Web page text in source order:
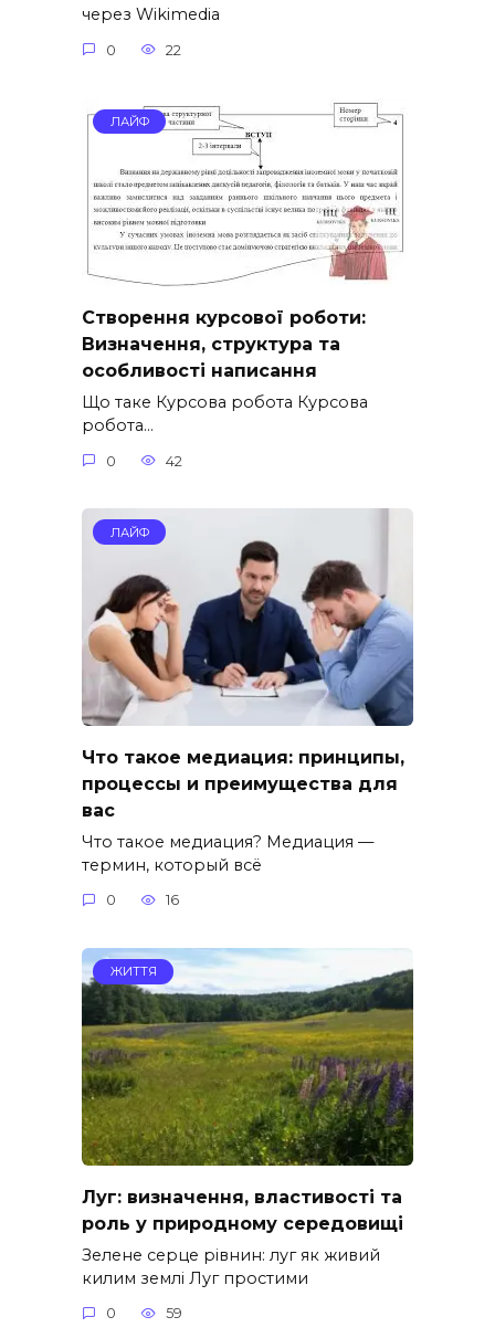
через Wikimedia
0 22
ЛАЙФ
Створення курсової роботи:
Визначення, структура та
особливості написання
Що таке Курсова робота Курсова
робота…
0 42
ЛАЙФ
Что такое медиация: принципы,
процессы и преимущества для
вас
Что такое медиация? Медиация —
термин, который всё
0 16
ЖИТТЯ
Луг: визначення, властивості та
роль у природному середовищі
Зелене серце рівнин: луг як живий
килим землі Луг простими
0 59